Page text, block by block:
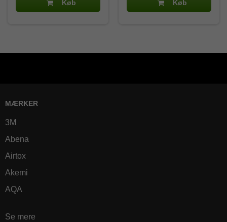
Køb Køb
MÆRKER
3M
Abena
Airtox
Akemi
AQA
Se mere